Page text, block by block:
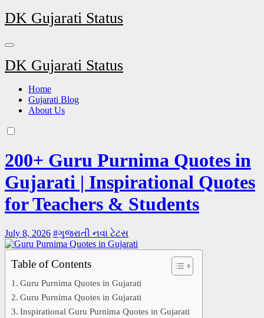
DK Gujarati Status
DK Gujarati Status
Home
Gujarati Blog
About Us
200+ Guru Purnima Quotes in
Gujarati | Inspirational Quotes
for Teachers & Students
July 8, 2026 #ગુજરાતી નવા ટેટસ
Table of Contents
Guru Purnima Quotes in Gujarati
Guru Purnima Quotes in Gujarati
Inspirational Guru Purnima Quotes in Gujarati